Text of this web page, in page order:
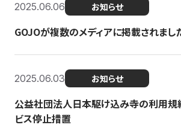
2025.06.06 お知らせ
GOJOが複数のメディアに掲載されまし
2025.06.03 お知らせ
公益社団法人日本駆け込み寺の利用規
ビス停止措置